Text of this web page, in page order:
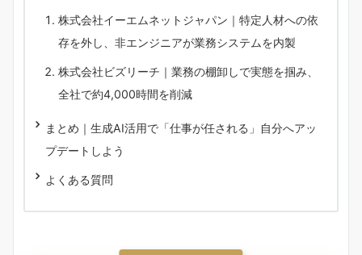
株式会社イーエムネットジャパン｜特定人材への依
存を外し、非エンジニアが業務システムを内製
株式会社ビズリーチ｜業務の棚卸しで実態を掴み、
全社で約4,000時間を削減
まとめ｜生成AI活用で「仕事が任される」自分へアッ
プデートしよう
よくある質問